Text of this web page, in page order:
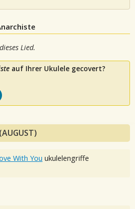
Lied.
auf Ihrer Ukulele gecovert?
With You ukulelengriffe